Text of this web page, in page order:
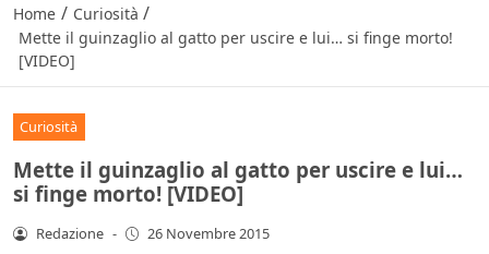
Home / Curiosità /
Mette il guinzaglio al gatto per uscire e lui… si finge morto!
[VIDEO]
Curiosità
Mette il guinzaglio al gatto per uscire e lui…
si finge morto! [VIDEO]
Redazione - 26 Novembre 2015